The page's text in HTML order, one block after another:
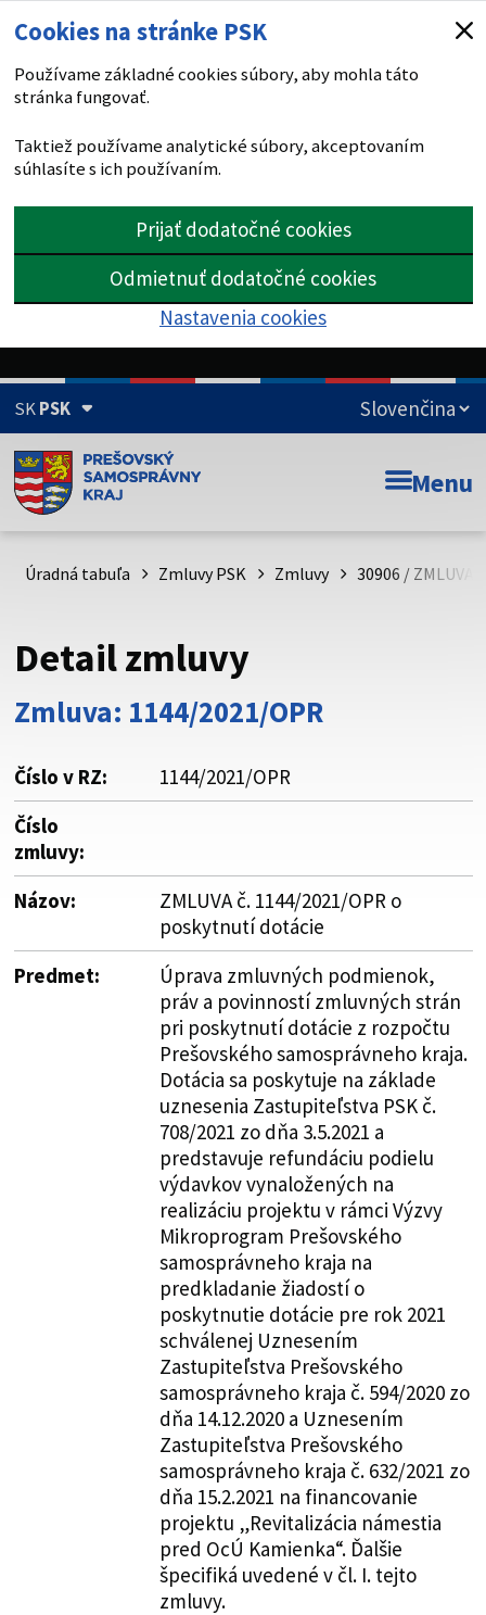
Cookies na stránke PSK
Používame základné cookies súbory, aby mohla táto
stránka fungovať.
Taktiež používame analytické súbory, akceptovaním
súhlasíte s ich používaním.
Prijať dodatočné cookies
Odmietnuť dodatočné cookies
Nastavenia cookies
SKPSK
Doména psk.sk je oficiálna
Toto je oficiálna webová stránka Prešovského
psk.sk.
Buďte pozorní a vždy sa uistite, že zdieľate informácie iba
cez zabezpečenú webovú stránku. Zabezpečená stránka
vždy začína https:// pred názvom domény webového sídla.
Menu
Úradná tabuľa Zmluvy PSK Zmluvy 30906 /
Detail zmluvy
Zmluva: 1144/2021/OPR
Číslo v RZ:
1144/2021/OPR
Číslo
zmluvy:
Názov:
ZMLUVA č. 1144/2021/OPR o
poskytnutí dotácie
Predmet:
Úprava zmluvných podmienok,
práv a povinností zmluvných strán
pri poskytnutí dotácie z rozpočtu
Prešovského samosprávneho kraja.
Dotácia sa poskytuje na základe
uznesenia Zastupiteľstva PSK č.
708/2021 zo dňa 3.5.2021 a
predstavuje refundáciu podielu
výdavkov vynaložených na
realizáciu projektu v rámci Výzvy
Mikroprogram Prešovského
samosprávneho kraja na
predkladanie žiadostí o
poskytnutie dotácie pre rok 2021
schválenej Uznesením
Zastupiteľstva Prešovského
samosprávneho kraja č. 594/2020 zo
dňa 14.12.2020 a Uznesením
Zastupiteľstva Prešovského
samosprávneho kraja č. 632/2021 zo
dňa 15.2.2021 na financovanie
projektu „Revitalizácia námestia
pred OcÚ Kamienka“. Ďalšie
špecifiká uvedené v čl. I. tejto
zmluvy.